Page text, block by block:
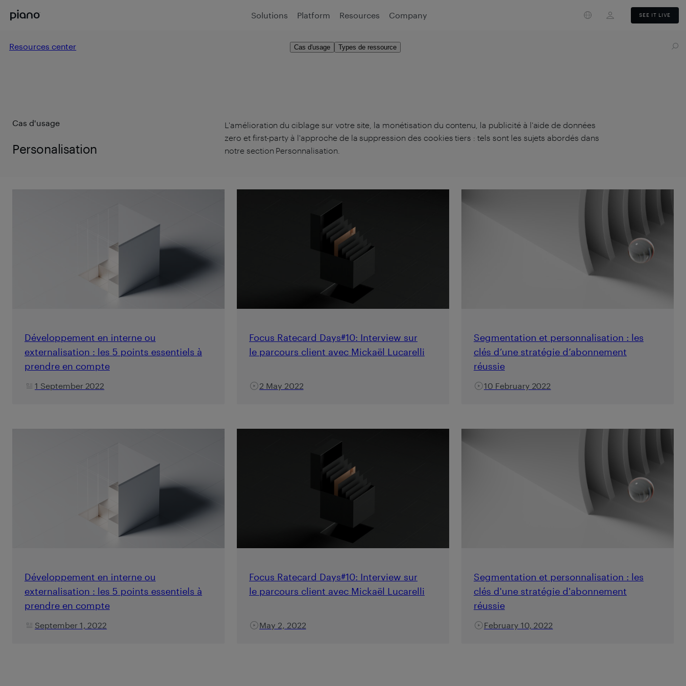
Resources center Types de ressource
Cas d'usage
Cas d'usage
Personalisation
L'amélioration du ciblage sur votre site, la monétisation du contenu, la publicité à l'aide de données
zero et first-party à l'approche de la suppression des cookies tiers : tels sont les sujets abordés dans
notre section Personnalisation.
Développement en interne ou
externalisation : les 5 points essentiels à
prendre en compte
1 September 2022
Focus Ratecard Days#10: Interview sur
le parcours client avec Mickaël Lucarelli
2 May 2022
Segmentation et personnalisation : les
clés d’une stratégie d’abonnement
réussie
10 February 2022
Développement en interne ou
externalisation : les 5 points essentiels à
prendre en compte
September 1, 2022
Focus Ratecard Days#10: Interview sur
le parcours client avec Mickaël Lucarelli
May 2, 2022
Segmentation et personnalisation : les
clés d'une stratégie d'abonnement
réussie
February 10, 2022
Solutions Platform Resources Company SEE IT LIVE